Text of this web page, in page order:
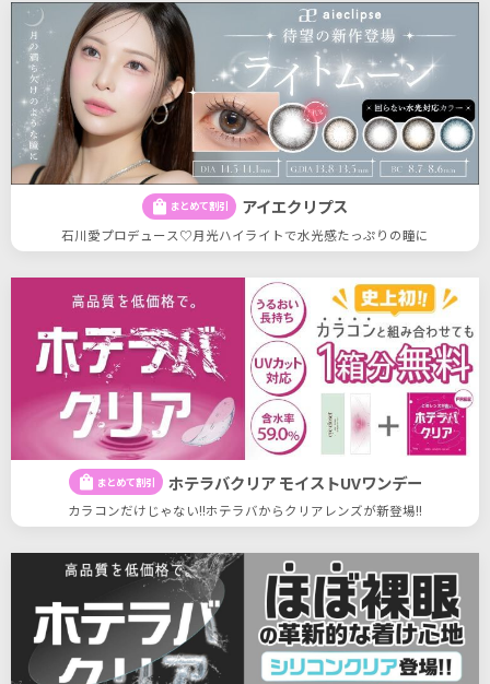
shopping_bag まとめて割引 アイエクリプス
石川愛プロデュース♡月光ハイライトで水光感たっぷりの瞳に
shopping_bag まとめて割引 ホテラバクリア モイストUVワンデー
カラコンだけじゃない!!ホテラバからクリアレンズが新登場!!